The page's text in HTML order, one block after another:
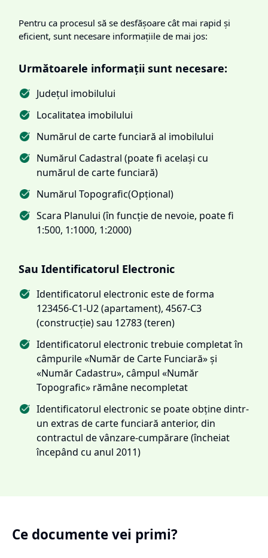
Pentru ca procesul să se desfășoare cât mai rapid și
eficient, sunt necesare informațiile de mai jos:
Următoarele informații sunt necesare:
Județul imobilului
Localitatea imobilului
Numărul de carte funciară al imobilului
Numărul Cadastral (poate fi același cu
numărul de carte funciară)
Numărul Topografic(Opțional)
Scara Planului (în funcție de nevoie, poate fi
1:500, 1:1000, 1:2000)
Sau Identificatorul Electronic
Identificatorul electronic este de forma
123456-C1-U2 (apartament), 4567-C3
(construcție) sau 12783 (teren)
Identificatorul electronic trebuie completat în
câmpurile «Număr de Carte Funciară» și
«Număr Cadastru», câmpul «Număr
Topografic» rămâne necompletat
Identificatorul electronic se poate obține dintr-
un extras de carte funciară anterior, din
contractul de vânzare-cumpărare (încheiat
începând cu anul 2011)
Ce documente vei primi?